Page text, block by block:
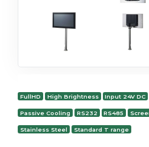
FullHD High Brightness Input 24V DC
Passive Cooling RS232 RS485
Stainless Steel Standard T range